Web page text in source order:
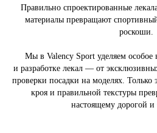
Правильно спроектированные
материалы превращают
роскоши.
Мы в Valency Sport уделяем особое
и разработке лекал — от
проверки посадки на моделях. Только
кроя и правильной текстуры
настоящему дорогой и